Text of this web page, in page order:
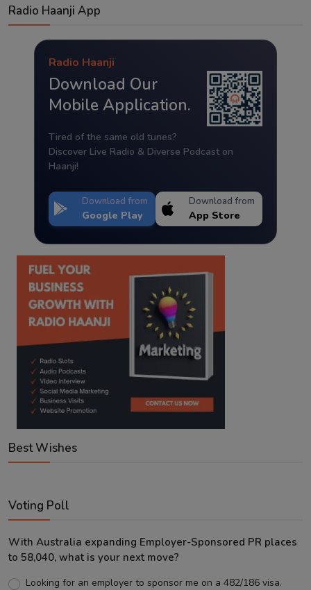
Radio Haanji App
Radio Haanji
Download Our
Mobile Application.
Tired of the same old tunes?
Discover Live Radio & Diverse Podcast on
Haanji!
Download from
Google Play
Download from
App Store
Best Wishes
Voting Poll
With Australia expanding Employer-Sponsored PR places
to 58,040, what is your next move?
Looking for an employer to sponsor me on a 482/186 visa.